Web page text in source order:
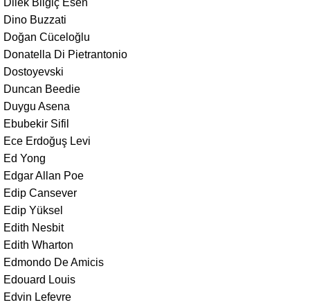
Dino Buzzati
Doğan Cüceloğlu
Donatella Di Pietrantonio
Dostoyevski
Duncan Beedie
Duygu Asena
Ebubekir Sifil
Ece Erdoğuş Levi
Ed Yong
Edgar Allan Poe
Edip Cansever
Edip Yüksel
Edith Nesbit
Edith Wharton
Edmondo De Amicis
Edouard Louis
Edvin Lefevre